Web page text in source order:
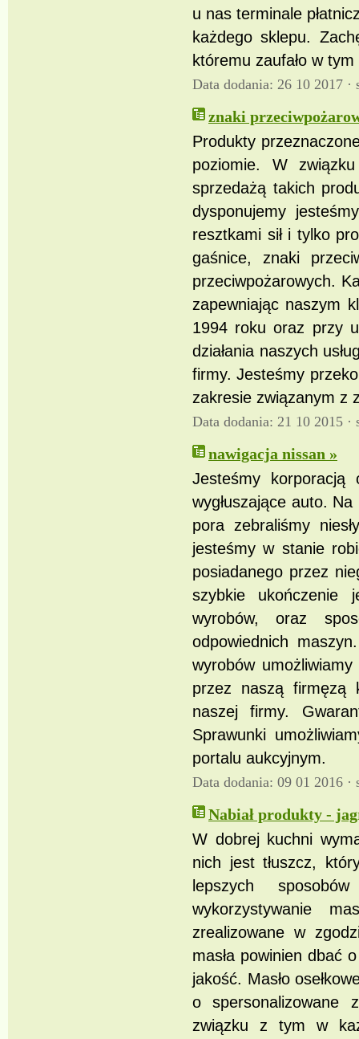
u nas terminale
każdego sklepu.
któremu zaufało w
Data dodania: 26 10 2017 ·
znaki
Produkty
poziomie. W
sprzedażą takich
dysponujemy
resztkami sił i tylko
gaśnice, znaki
przeciwpożarowych.
zapewniając naszym
1994 roku oraz przy
działania naszych
firmy. Jesteśmy
zakresie związanym z
Data dodania: 21 10 2015 ·
nawigacja nissan »
Jesteśmy korporacją
wygłuszające auto.
pora zebraliśmy
jesteśmy w stanie
posiadanego przez
szybkie ukończenie
wyrobów, oraz
odpowiednich
wyrobów
przez naszą firmęzą
naszej firmy.
Sprawunki
portalu aukcyjnym.
Data dodania: 09 01 2016 ·
Nabiał produkty -
W dobrej kuchni
nich jest tłuszcz,
lepszych
wykorzystywanie
zrealizowane w
masła powinien dbać
jakość. Masło
o spersonalizowane
związku z tym w